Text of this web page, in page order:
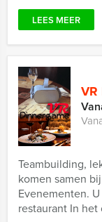
LEES MEER
Teambuilding,
komen samen
Evenementen.
restaurant In het